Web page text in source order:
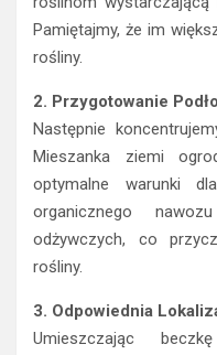
Pamiętajmy, że im
rośliny.
2. Przygotowanie
Następnie
Mieszanka ziemi
optymalne warunki
organicznego
odżywczych, co
rośliny.
3. Odpowiednia
Umieszczając